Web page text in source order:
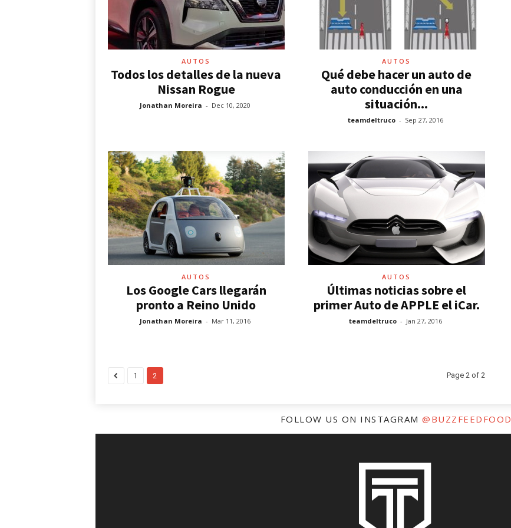
AUTOS
Todos los detalles de la nueva
Nissan Rogue
Jonathan Moreira - Dec 10, 2020
AUTOS
Qué debe hacer un auto de
auto conducción en una
situación...
teamdeltruco - Sep 27, 2016
AUTOS
Los Google Cars llegarán
pronto a Reino Unido
Jonathan Moreira - Mar 11, 2016
AUTOS
Últimas noticias sobre el
primer Auto de APPLE el iCar.
teamdeltruco - Jan 27, 2016
1 2 Page 2 of 2
FOLLOW US ON INSTAGRAM @BUZZFEEDFOOD